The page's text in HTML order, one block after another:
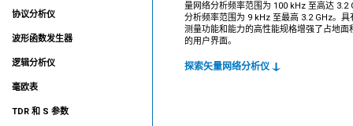
量网络分析频率范围为 100 kHz 至高达 3.2
分析频率范围为 9 kHz 至最高 3.2 GHz。具
测量功能和能力的高性能规格增强了占地面
的用户界面。
探索矢量网络分析仪
协议分析仪
波形函数发生器
逻辑分析仪
毫欧表
TDR 和 S 参数